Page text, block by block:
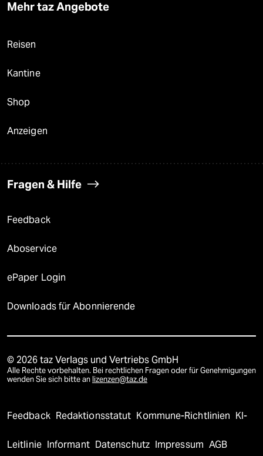
Mehr taz Angebote
Reisen
Kantine
Shop
Anzeigen
Fragen & Hilfe
Feedback
Aboservice
ePaper Login
Downloads für Abonnierende
© 2026 taz Verlags und Vertriebs GmbH
Alle Rechte vorbehalten. Bei rechtlichen Fragen oder für Genehmigungen
wenden Sie sich bitte an lizenzen@taz.de
Feedback Redaktionsstatut Kommune-Richtlinien KI-
Leitlinie Informant Datenschutz Impressum AGB